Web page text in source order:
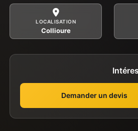
LOCALISATION
Collioure
Demander un devis